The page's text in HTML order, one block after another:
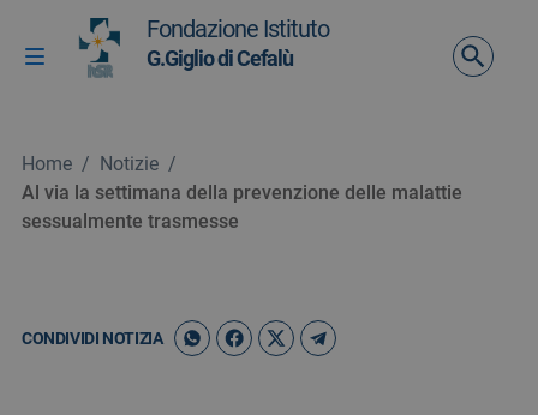
Vai ai contenuti
Vai al menu di navigazione
Vai al footer
Attiva / disattiva la navigazione
Fondazione Istituto
G.Giglio di Cefalù
Home / Notizie /
Al via la settimana della prevenzione delle malattie
sessualmente trasmesse
CONDIVIDI NOTIZIA